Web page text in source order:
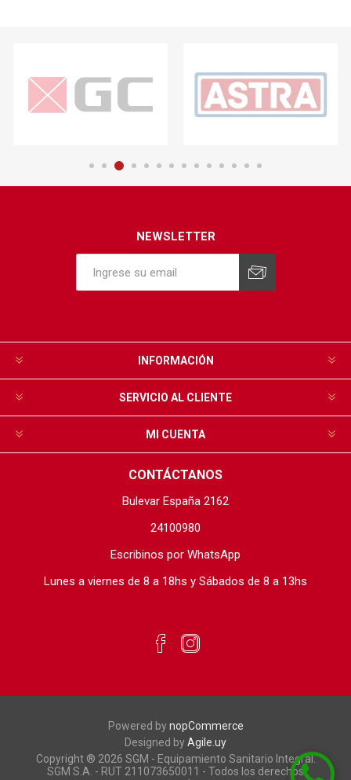
NEWSLETTER
INFORMACIÓN
SERVICIO AL CLIENTE
MI CUENTA
CONTÁCTANOS
Bulevar España 2162
24100980
Escribinos por WhatsApp
Lunes a viernes de 8 a 18hs y Sábados de 8 a 13hs
Powered bynopCommerce
Designed byAgile.uy
Copyright ® 2026 SGM - Equipamiento Sanitario Integral.
SGM S.A. - RUT 211073650011 - Todos los derechos